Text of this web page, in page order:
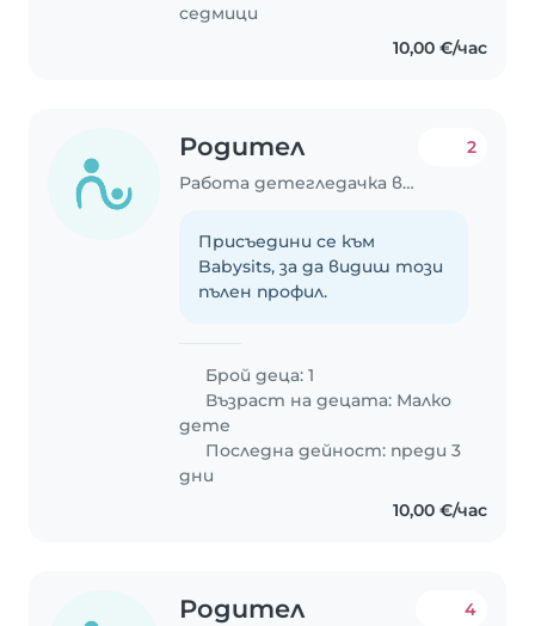
седмици
10,00 €/час
Родител
Работа детегледачка в София
2
Присъедини се към
Babysits, за да видиш този
пълен профил.
Брой деца: 1
Възраст на децата: Малко
дете
Последна дейност: преди 3
дни
10,00 €/час
Родител 4